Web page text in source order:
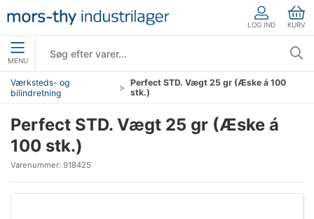
LOG IND KURV
MENU
Værksteds- og
bilindretning
Perfect STD. Vægt 25 gr (Æske á 100
stk.)
Perfect STD. Vægt 25 gr (Æske á
100 stk.)
Varenummer: 918425